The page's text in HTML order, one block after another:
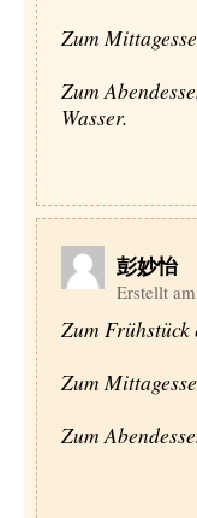
Zum
Zum
Wasser.
彭妙怡
Erstellt
Zum Frühstück
Zum
Zum